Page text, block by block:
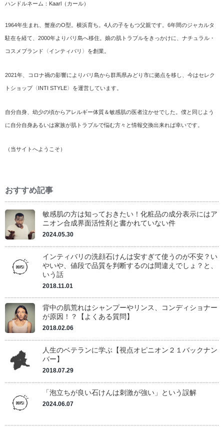
ハンドルネーム：Kaarl（カール）
1964年生まれ、蟹座のO型。横浜育ち。4人の子をもつ父親です。6年間のジャカルタ
駐在を経て、2000年よりバリ島へ移住。娘の肌トラブルをきっかけに、ナチュラル・
コスメブランド〈インティバリ〉を創業。
2021年、コロナ禍の影響によりバリ島から群馬県みどり市に拠点を移し、今はセレク
トショップ〈INTI STYLE〉を運営しています。
自分自身、幼少の頃からアレルギー体質＆敏感肌の医者泣かせでした。僕と同じよう
に自分自身あるいは家族が肌トラブルで悩む方々と情報交換出来れば幸いです。
（ 当サイトへようこそ ）
おすすめ記事
敏感肌の方は知っておきたい！化粧品の成分表示にはア
ニオン合成界面活性剤と書かれていない件
2024.05.30
インティバリの洗顔石けんは安すぎて使うのが不安？い
やいや、値段で品質を判断するのは間違えでしょ？と、
いう話
2018.11.01
背中の肌荒れはシャンプーやリンス、コンディショナー
が原因！？【よくある質問】
2018.02.06
人生のベテランに学ぶ【視点オピニオン２１バックナン
バー】
2018.07.29
「泡立ちが良い石けんは刺激が強い」という誤解
2024.06.07